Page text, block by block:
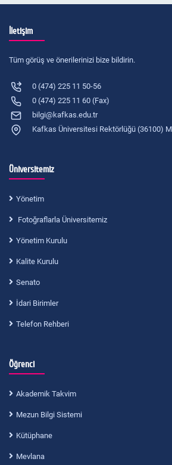
İletişim
Tüm görüş ve önerilerinizi bize bildirin.
0 (474) 225 11 50-56
0 (474) 225 11 60 (Fax)
bilgi@kafkas.edu.tr
Kafkas Üniversitesi Rektörlüğü (36100)
Üniversitemiz
Yönetim
Fotoğraflarla Üniversitemiz
Yönetim Kurulu
Kalite Kurulu
Senato
İdari Birimler
Telefon Rehberi
Öğrenci
Akademik Takvim
Mezun Bilgi Sistemi
Kütüphane
Mevlana